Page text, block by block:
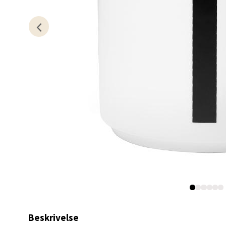
Beskrivelse
Åpent
0 i
Åpent i